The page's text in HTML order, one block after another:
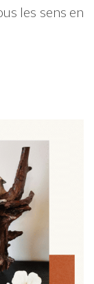
les sens en